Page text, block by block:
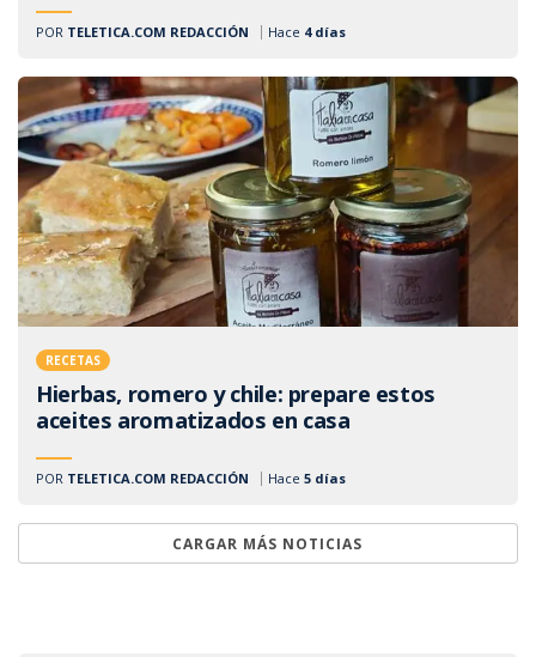
Hace 4 días
POR TELETICA.COM REDACCIÓN
RECETAS
Hierbas, romero y chile: prepare estos
aceites aromatizados en casa
Hace 5 días
POR TELETICA.COM REDACCIÓN
CARGAR MÁS NOTICIAS